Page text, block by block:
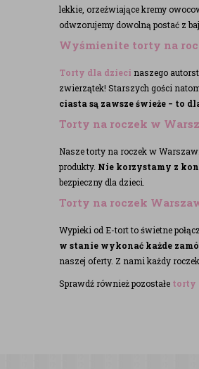
lekkie, orzeźwiające kremy
odwzorujemy dowolną postać z
Wyśmienite torty na
Torty dla dzieci naszego
zwierzątek! Starszych gości
ciasta są zawsze świeże − to
Torty na roczek w
Nasze torty na roczek w
produkty. Nie korzystamy z
bezpieczny dla dzieci.
Torty na roczek
Wypieki od E-tort to świetne
w stanie wykonać każde
naszej oferty. Z nami każdy
Sprawdź również pozostałe torty